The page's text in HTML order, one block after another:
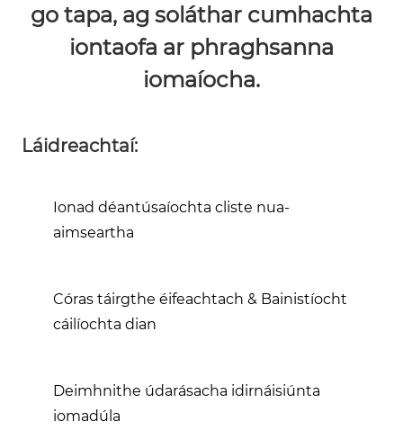
go tapa, ag soláthar cumhachta
iontaofa ar phraghsanna
iomaíocha.
Láidreachtaí:
Ionad déantúsaíochta cliste nua-
aimseartha
Córas táirgthe éifeachtach & Bainistíocht
cáilíochta dian
Deimhnithe údarásacha idirnáisiúnta
iomadúla